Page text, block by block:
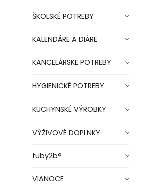
ŠKOLSKÉ POTREBY
KALENDÁRE A DIÁRE
KANCELÁRSKE POTREBY
HYGIENICKÉ POTREBY
KUCHYNSKÉ VÝROBKY
VÝŽIVOVÉ DOPLNKY
tuby2b®
VIANOCE